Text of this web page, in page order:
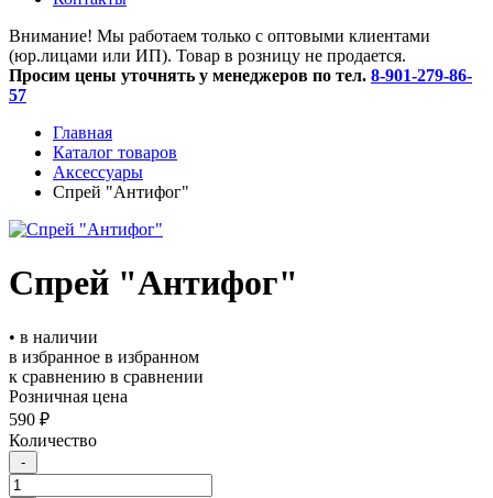
Внимание! Мы работаем только с оптовыми клиентами
(юр.лицами или ИП). Товар в розницу не продается.
Просим цены уточнять у менеджеров по тел. 8-901-279-86-
57
Главная
Каталог товаров
Аксессуары
Спрей "Антифог"
Спрей "Антифог"
• в наличии
в избранное в избранном
к сравнению в сравнении
Розничная цена
590 ₽
Количество
-